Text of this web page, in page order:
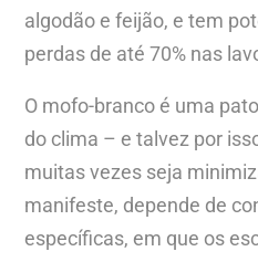
algodão e feijão, e tem
perdas de até 70% nas
O mofo-branco é uma
do clima – e talvez por
muitas vezes seja
manifeste, depende de
específicas, em que os